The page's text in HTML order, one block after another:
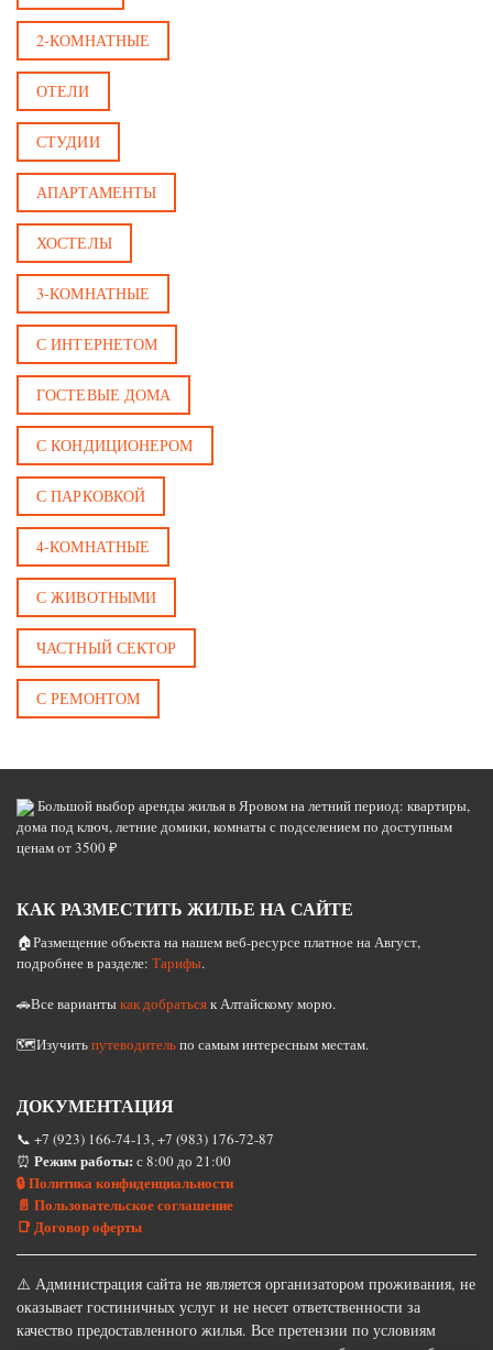
2-КОМНАТНЫЕ
ОТЕЛИ
СТУДИИ
АПАРТАМЕНТЫ
ХОСТЕЛЫ
3-КОМНАТНЫЕ
С ИНТЕРНЕТОМ
ГОСТЕВЫЕ ДОМА
С КОНДИЦИОНЕРОМ
С ПАРКОВКОЙ
4-КОМНАТНЫЕ
С ЖИВОТНЫМИ
ЧАСТНЫЙ СЕКТОР
С РЕМОНТОМ
Большой выбор аренды жилья в Яровом на летний период: квартиры,
дома под ключ, летние домики, комнаты с подселением по доступным
ценам от 3500 ₽
КАК РАЗМЕСТИТЬ ЖИЛЬЕ НА САЙТЕ
🏠Размещение объекта на нашем веб-ресурсе платное на Август,
подробнее в разделе: Тарифы.
🚗Все вариантыкак добратьсяк Алтайскому морю.
🗺️Изучитьпутеводительпо самым интересным местам.
ДОКУМЕНТАЦИЯ
📞 +7 (923) 166-74-13, +7 (983) 176-72-87
⏰ Режим работы: с 8:00 до 21:00
🔒 Политика конфиденциальности
📄 Пользовательское соглашение
📑 Договор оферты
⚠️ Администрация сайта не является организатором проживания, не
оказывает гостиничных услуг и не несет ответственности за
качество предоставленного жилья. Все претензии по условиям